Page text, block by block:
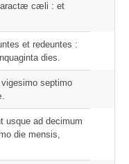
cæli : et
et redeuntes :
dies.
septimo
usque ad decimum
die mensis,